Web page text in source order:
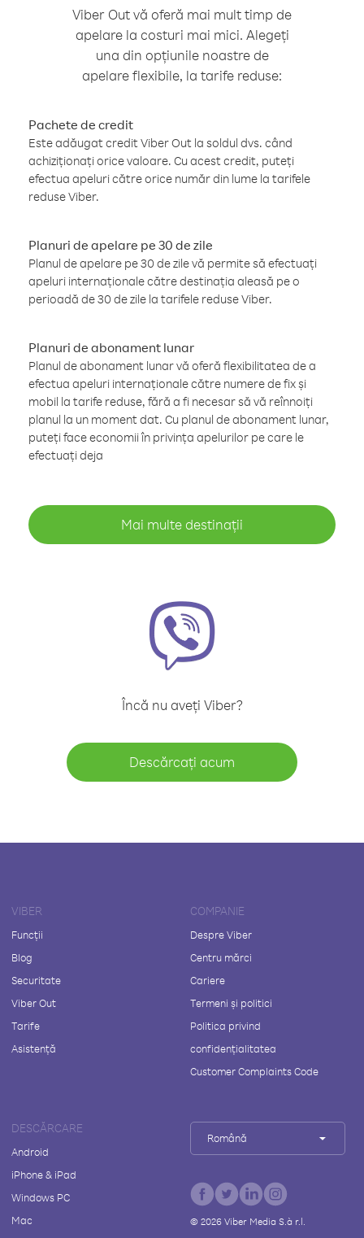
Viber Out vă oferă mai mult timp de
apelare la costuri mai mici. Alegeți
una din opțiunile noastre de
apelare flexibile, la tarife reduse:
Pachete de credit
Este adăugat credit Viber Out la soldul dvs. când
achiziționați orice valoare. Cu acest credit, puteți
efectua apeluri către orice număr din lume la tarifele
reduse Viber.
Planuri de apelare pe 30 de zile
Planul de apelare pe 30 de zile vă permite să efectuați
apeluri internaționale către destinația aleasă pe o
perioadă de 30 de zile la tarifele reduse Viber.
Planuri de abonament lunar
Planul de abonament lunar vă oferă flexibilitatea de a
efectua apeluri internaționale către numere de fix și
mobil la tarife reduse, fără a fi necesar să vă reînnoiți
planul la un moment dat. Cu planul de abonament lunar,
puteți face economii în privința apelurilor pe care le
efectuați deja
Mai multe destinații
Încă nu aveți Viber?
Descărcați acum
VIBER
Funcții
Blog
Securitate
Viber Out
Tarife
Asistență
COMPANIE
Despre Viber
Centru mărci
Cariere
Termeni și politici
Politica privind
confidențialitatea
Customer Complaints Code
DESCĂRCARE
Android
iPhone & iPad
Windows PC
Mac
Română
© 2026Viber Media S.à r.l.